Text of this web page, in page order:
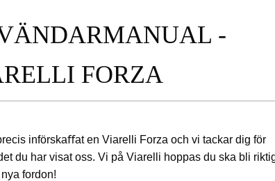
-
FORZA
införskaﬀat en Viarelli Forza och vi tackar dig för
du har visat oss. Vi på Viarelli hoppas du ska bli
fordon!